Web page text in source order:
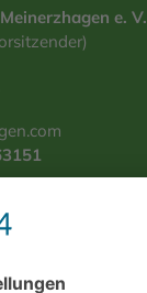
e. V.